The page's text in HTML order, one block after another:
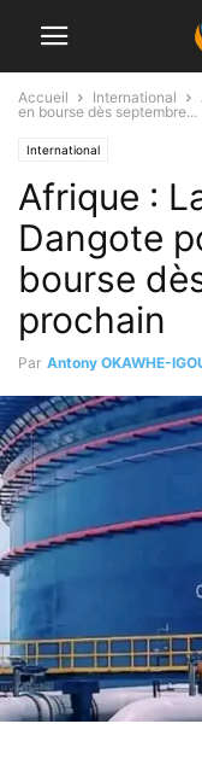
Accueil International
en bourse dès septembre...
International
Afrique :
Dangote
bourse
prochain
Par Antony OKAWHE-